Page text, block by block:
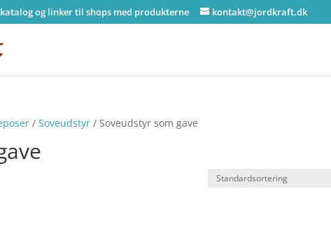
og linker til shops med produkterne kontakt@jordkraft.dk
/Soveudstyr / Soveudstyr som gave